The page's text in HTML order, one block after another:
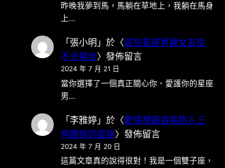
昨晚我夢到馬，馬躺在草地上，我躺在馬身
上…
「 張小明 」於〈這些星座男寵女友從
不分場合〉發佈留言
2024 年 7 月 21 日
當你選擇了一個真正關心你、愛護你的星座
男…
「李雅婷」於〈愛情裡最容易陷入三
角關係的星座〉發佈留言
2024 年 7 月 20 日
這篇文章真的說得很對！我是一個雙子座，